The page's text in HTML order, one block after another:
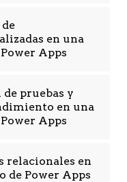
en una
Apps
pruebas y
en una
Apps
relacionales en
de Power Apps